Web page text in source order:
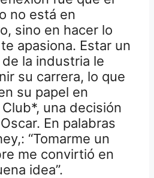
no está en
sino en hacer lo
apasiona. Estar un
la industria le
su carrera, lo que
su papel en
una decisión
En palabras
“Tomarme un
me convirtió en
idea”.